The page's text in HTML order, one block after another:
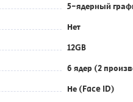
5-ядерный
Нет
12GB
6 ядер (2
Не (Face ID)